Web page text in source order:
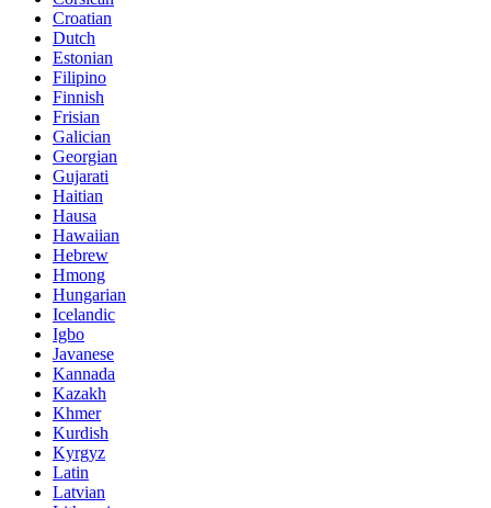
Croatian
Dutch
Estonian
Filipino
Finnish
Frisian
Galician
Georgian
Gujarati
Haitian
Hausa
Hawaiian
Hebrew
Hmong
Hungarian
Icelandic
Igbo
Javanese
Kannada
Kazakh
Khmer
Kurdish
Kyrgyz
Latin
Latvian